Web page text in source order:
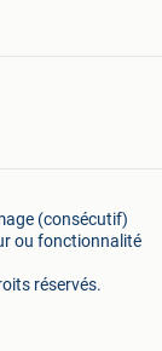
(consécutif)
ou fonctionnalité
réservés.